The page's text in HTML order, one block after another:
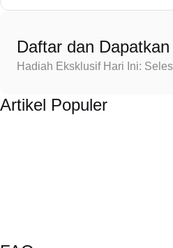
Daftar dan Dapatkan
Hadiah Eksklusif Hari Ini:
Artikel Populer